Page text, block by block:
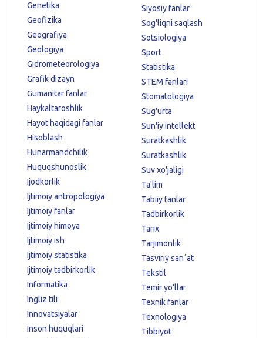
Genetika
Geofizika
Geografiya
Geologiya
Gidrometeorologiya
Grafik dizayn
Gumanitar fanlar
Haykaltaroshlik
Hayot haqidagi fanlar
Hisoblash
Hunarmandchilik
Huquqshunoslik
Ijodkorlik
Ijtimoiy antropologiya
Ijtimoiy fanlar
Ijtimoiy himoya
Ijtimoiy ish
Ijtimoiy statistika
Ijtimoiy tadbirkorlik
Informatika
Ingliz tili
Innovatsiyalar
Inson huquqlari
Siyosiy fanlar
Sog'liqni saqlash
Sotsiologiya
Sport
Statistika
STEM fanlari
Stomatologiya
Sug'urta
Sun'iy intellekt
Suratkashlik
Suratkashlik
Suv xo'jaligi
Ta'lim
Tabiiy fanlar
Tadbirkorlik
Tarix
Tarjimonlik
Tasviriy sanʼat
Tekstil
Temir yo'llar
Texnik fanlar
Texnologiya
Tibbiyot